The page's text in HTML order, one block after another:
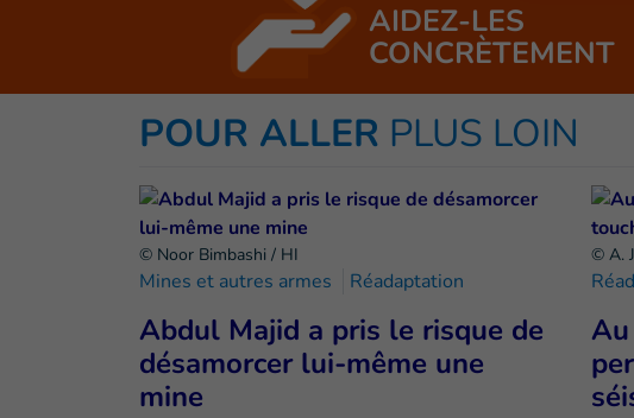
AIDEZ-LES
CONCRÈTEMENT
POUR ALLER PLUS LOIN
© Noor Bimbashi / HI
Mines et autres armes Réadaptation
Abdul Majid a pris le risque de
désamorcer lui-même une
mine
© A.